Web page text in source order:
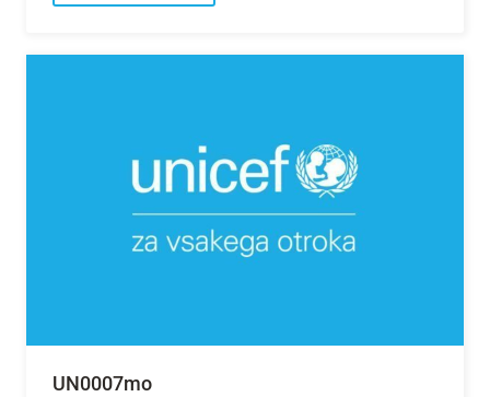
UN0007mo